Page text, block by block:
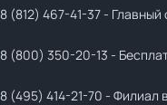
8 (812) 467-41-37- Главный
8 (800) 350-20-13 -
8 (495) 414-21-70 - Филиал